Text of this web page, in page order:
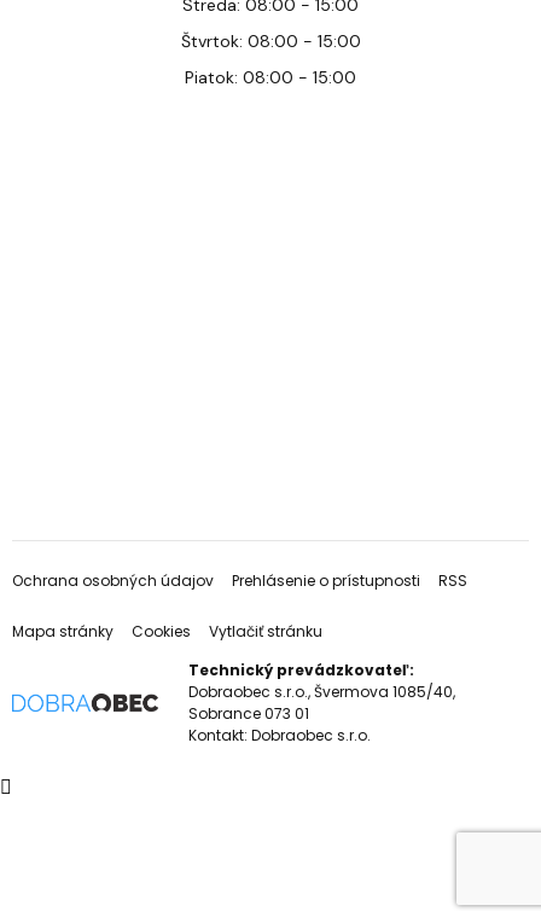
Streda: 08:00 - 15:00
Štvrtok: 08:00 - 15:00
Piatok: 08:00 - 15:00
Ochrana osobných údajov Prehlásenie o prístupnosti RSS
Mapa stránky Cookies
Vytlačiť stránku
Technický prevádzkovateľ:
Dobraobec s.r.o., Švermova 1085/40,
Sobrance 073 01
Kontakt: Dobraobec s.r.o.